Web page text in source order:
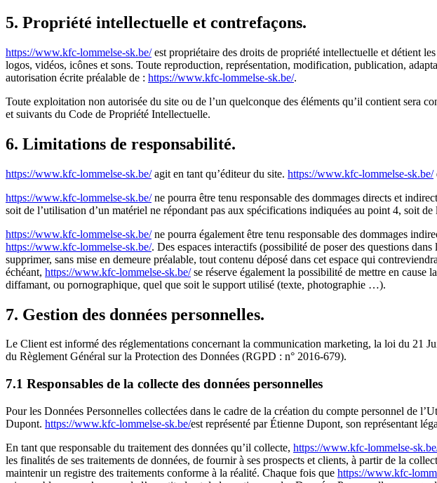
5. Propriété intellectuelle et contrefaçons.
https://www.kfc-lommelse-sk.be/est propriétaire des droits de propriété intellectuelle et détient
logos, vidéos, icônes et sons. Toute reproduction, représentation, modification, publication,
autorisation écrite préalable de : https://www.kfc-lommelse-sk.be/.
Toute exploitation non autorisée du site ou de l’un quelconque des éléments qu’il contient sera
et suivants du Code de Propriété Intellectuelle.
6. Limitations de responsabilité.
https://www.kfc-lommelse-sk.be/agit en tant qu’éditeur du site. https://www.kfc-lommelse-sk.be/
https://www.kfc-lommelse-sk.be/ne pourra être tenu responsable des dommages directs et
soit de l’utilisation d’un matériel ne répondant pas aux spécifications indiquées au point 4, soit
https://www.kfc-lommelse-sk.be/ne pourra également être tenu responsable des dommages
https://www.kfc-lommelse-sk.be/. Des espaces interactifs (possibilité de poser des questions
supprimer, sans mise en demeure préalable, tout contenu déposé dans cet espace qui
échéant, https://www.kfc-lommelse-sk.be/se réserve également la possibilité de mettre en cause
diffamant, ou pornographique, quel que soit le support utilisé (texte, photographie …).
7. Gestion des données personnelles.
Le Client est informé des réglementations concernant la communication marketing, la loi du
du Règlement Général sur la Protection des Données (RGPD : n° 2016-679).
7.1 Responsables de la collecte des données personnelles
Pour les Données Personnelles collectées dans le cadre de la création du compte personnel de
Dupont. https://www.kfc-lommelse-sk.be/est représenté par Étienne Dupont, son représentant
En tant que responsable du traitement des données qu’il collecte, https://www.kfc-lommelse-
les finalités de ses traitements de données, de fournir à ses prospects et clients, à partir de la
maintenir un registre des traitements conforme à la réalité. Chaque fois que https://www.kfc-